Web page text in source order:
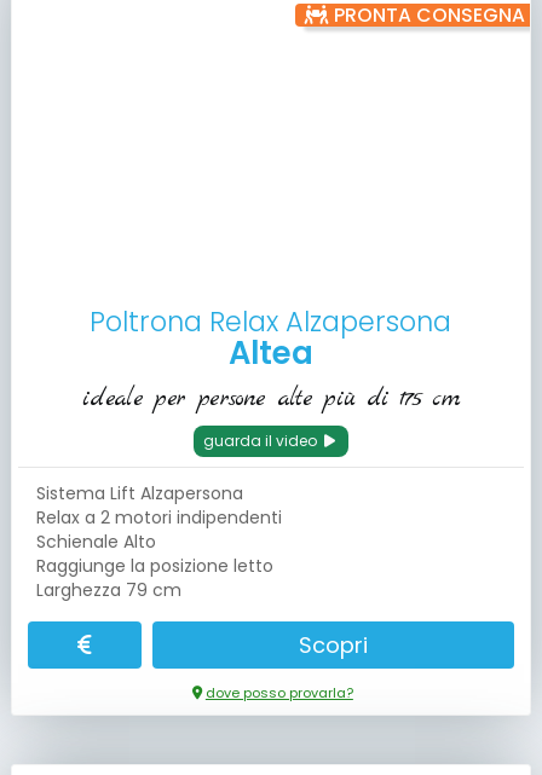
PRONTA CONSEGNA
Poltrona Relax Alzapersona
Altea
ideale per persone alte più di 175 cm
guarda il video
Sistema Lift Alzapersona
Relax a 2 motori indipendenti
Schienale Alto
Raggiunge la posizione letto
Larghezza 79 cm
Scopri
dove posso provarla?